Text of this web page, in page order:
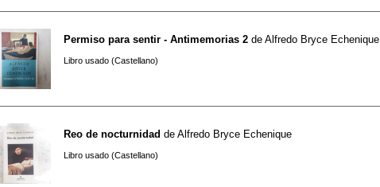
Permiso para sentir - Antimemorias 2 de Alfredo Bryce Echenique
Libro usado (Castellano)
Reo de nocturnidad de Alfredo Bryce Echenique
Libro usado (Castellano)